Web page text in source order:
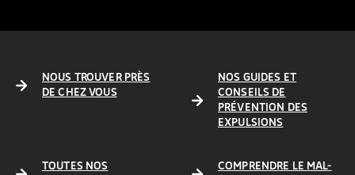
NOUS TROUVER PRÈS
DE CHEZ VOUS
NOS GUIDES ET
CONSEILS DE
PRÉVENTION DES
EXPULSIONS
TOUTES NOS
COMPRENDRE LE MAL-